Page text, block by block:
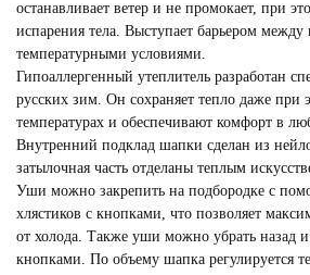
останавливает ветер и не промокает, при
испарения тела. Выступает барьером
температурными условиями.
Гипоаллергенный утеплитель разработан
русских зим. Он сохраняет тепло даже при
температурах и обеспечивают комфорт в
Внутренний подклад шапки сделан из
затылочная часть отделаны теплым
Уши можно закрепить на подбородке с
хлястиков с кнопками, что позволяет
от холода. Также уши можно убрать назад и
кнопками. По объему шапка регулируется